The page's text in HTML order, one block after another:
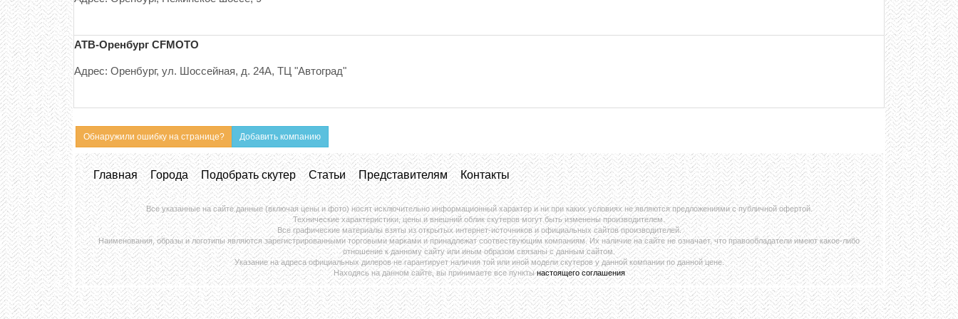
АТВ-Оренбург CFMOTO
Адрес: Оренбург, ул. Шоссейная, д. 24А, ТЦ "Автоград"
Обнаружили ошибку на странице? Добавить компанию
Главная Города Подобрать скутер Статьи Представителям Контакты
Все указанные на сайте данные (включая цены и фото) носят исключительно информационный характер и ни при каких условиях не являются предложениями с публичной офертой.
Технические характеристики, цены и внешний облик скутеров могут быть изменены производителем.
Все графические материалы взяты из открытых интернет-источников и официальных сайтов производителей.
Наименования, образы и логотипы являются зарегистрированными торговыми марками и принадлежат соотвествующим компаниям. Их наличие на сайте не означает, что правообладатели имеют какое-либо
отношение к данному сайту или иным образом связаны с данным сайтом.
Указание на адреса официальных дилеров не гарантирует наличия той или иной модели скутеров у данной компании по данной цене.
Находясь на данном сайте, вы принимаете все пунктынастоящего соглашения